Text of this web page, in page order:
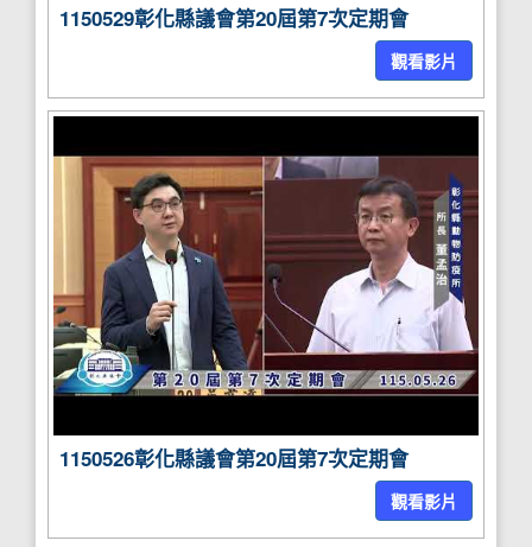
1150529彰化縣議會第20屆第7次定期會
觀看影片
1150526彰化縣議會第20屆第7次定期會
觀看影片